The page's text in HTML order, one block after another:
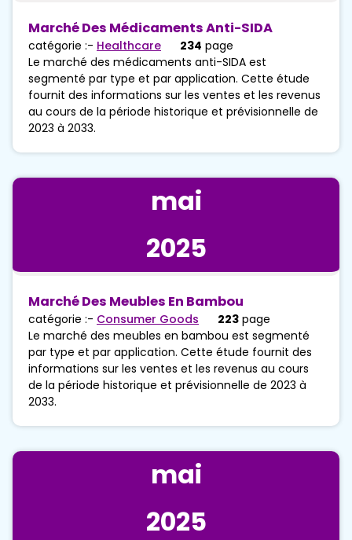
Marché Des Médicaments Anti-SIDA
catégorie :- Healthcare 234 page
Le marché des médicaments anti-SIDA est
segmenté par type et par application. Cette étude
fournit des informations sur les ventes et les revenus
au cours de la période historique et prévisionnelle de
2023 à 2033.
mai
2025
Marché Des Meubles En Bambou
catégorie :- Consumer Goods 223 page
Le marché des meubles en bambou est segmenté
par type et par application. Cette étude fournit des
informations sur les ventes et les revenus au cours
de la période historique et prévisionnelle de 2023 à
2033.
mai
2025